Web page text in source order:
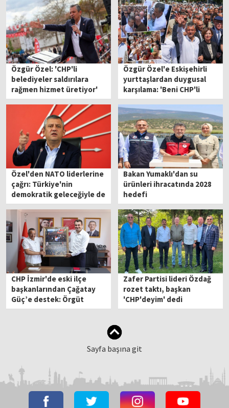
Özgür Özel: 'CHP'li
belediyeler saldırılara
rağmen hizmet üretiyor'
Özgür Özel'e Eskişehirli
yurttaşlardan duygusal
karşılama: 'Beni CHP'li
yaptınız'
Özel'den NATO liderlerine
çağrı: Türkiye'nin
demokratik geleceğiyle de
ilişki kurun
Bakan Yumaklı'dan su
ürünleri ihracatında 2028
hedefi
CHP İzmir'de eski ilçe
başkanlarından Çağatay
Güç’e destek: Örgüt
iradesi teslim alınamaz
Zafer Partisi lideri Özdağ
rozet taktı, başkan
'CHP'deyim' dedi
Sayfa başına git